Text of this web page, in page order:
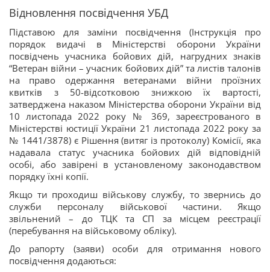
Відновлення посвідчення УБД
Підставою для заміни посвідчення (Інструкція про
порядок видачі в Міністерстві оборони України
посвідчень учасника бойових дій, нагрудних знаків
“Ветеран війни – учасник бойових дій” та листів талонів
на право одержання ветеранами війни проїзних
квитків з 50-відсотковою знижкою їх вартості,
затверджена наказом Міністерства оборони України від
10 листопада 2022 року № 369, зареєстрованого в
Міністерстві юстиції України 21 листопада 2022 року за
№ 1441/3878) є Рішення (витяг із протоколу) Комісії, яка
надавала статус учасника бойових дій відповідній
особі, або завірені в установленому законодавством
порядку їхні копії.
Якщо ти проходиш військову службу, то звернись до
служби персоналу військової частини. Якщо
звільнений – до ТЦК та СП за місцем реєстрації
(перебування на військовому обліку).
До рапорту (заяви) особи для отримання нового
посвідчення додаються: